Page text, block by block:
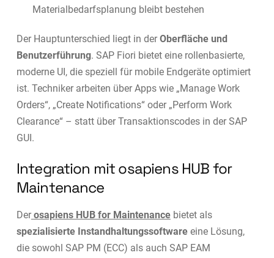
Materialbedarfsplanung bleibt bestehen
Der Hauptunterschied liegt in derOberfläche und
Benutzerführung. SAP Fiori bietet eine rollenbasierte,
moderne UI, die speziell für mobile Endgeräte optimiert
ist. Techniker arbeiten über Apps wie „Manage Work
Orders“, „Create Notifications“ oder „Perform Work
Clearance“ – statt über Transaktionscodes in der SAP
GUI.
Integration mit osapiens HUB for
Maintenance
Der osapiens HUB for Maintenancebietet als
spezialisierte Instandhaltungssoftwareeine Lösung,
die sowohl SAP PM (ECC) als auch SAP EAM